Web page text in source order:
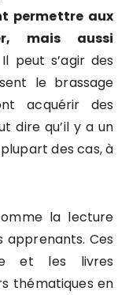
permettre aux
mais aussi
peut s’agir des
le brassage
acquérir des
dire qu’il y a un
des cas, à
la lecture
apprenants. Ces
et les livres
thématiques en